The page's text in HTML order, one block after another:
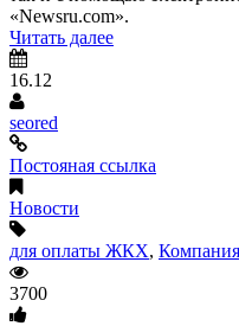
«Newsru.com».
Читать далее
16.12
seored
Постояная ссылка
Новости
для оплаты ЖКХ,
3700